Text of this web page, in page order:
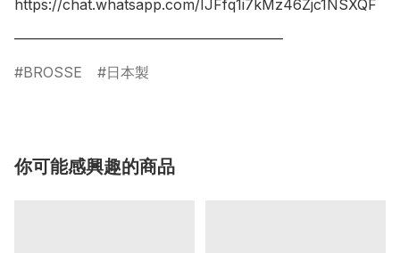
https://chat.whatsapp.com/IJFfq1i7kMz46Zjc1NSXQF
BROSSE 日本製
你可能感興趣的商品